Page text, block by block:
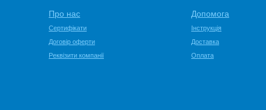
Про нас
Сертифікати
Договір оферти
Реквізити компанії
Допомога
Інструкція
Доставка
Оплата